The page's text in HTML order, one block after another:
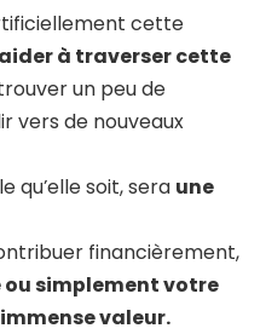
cette
à traverser cette
un peu de
vers de nouveaux
qu’elle soit, sera une
financièrement,
simplement votre
valeur.